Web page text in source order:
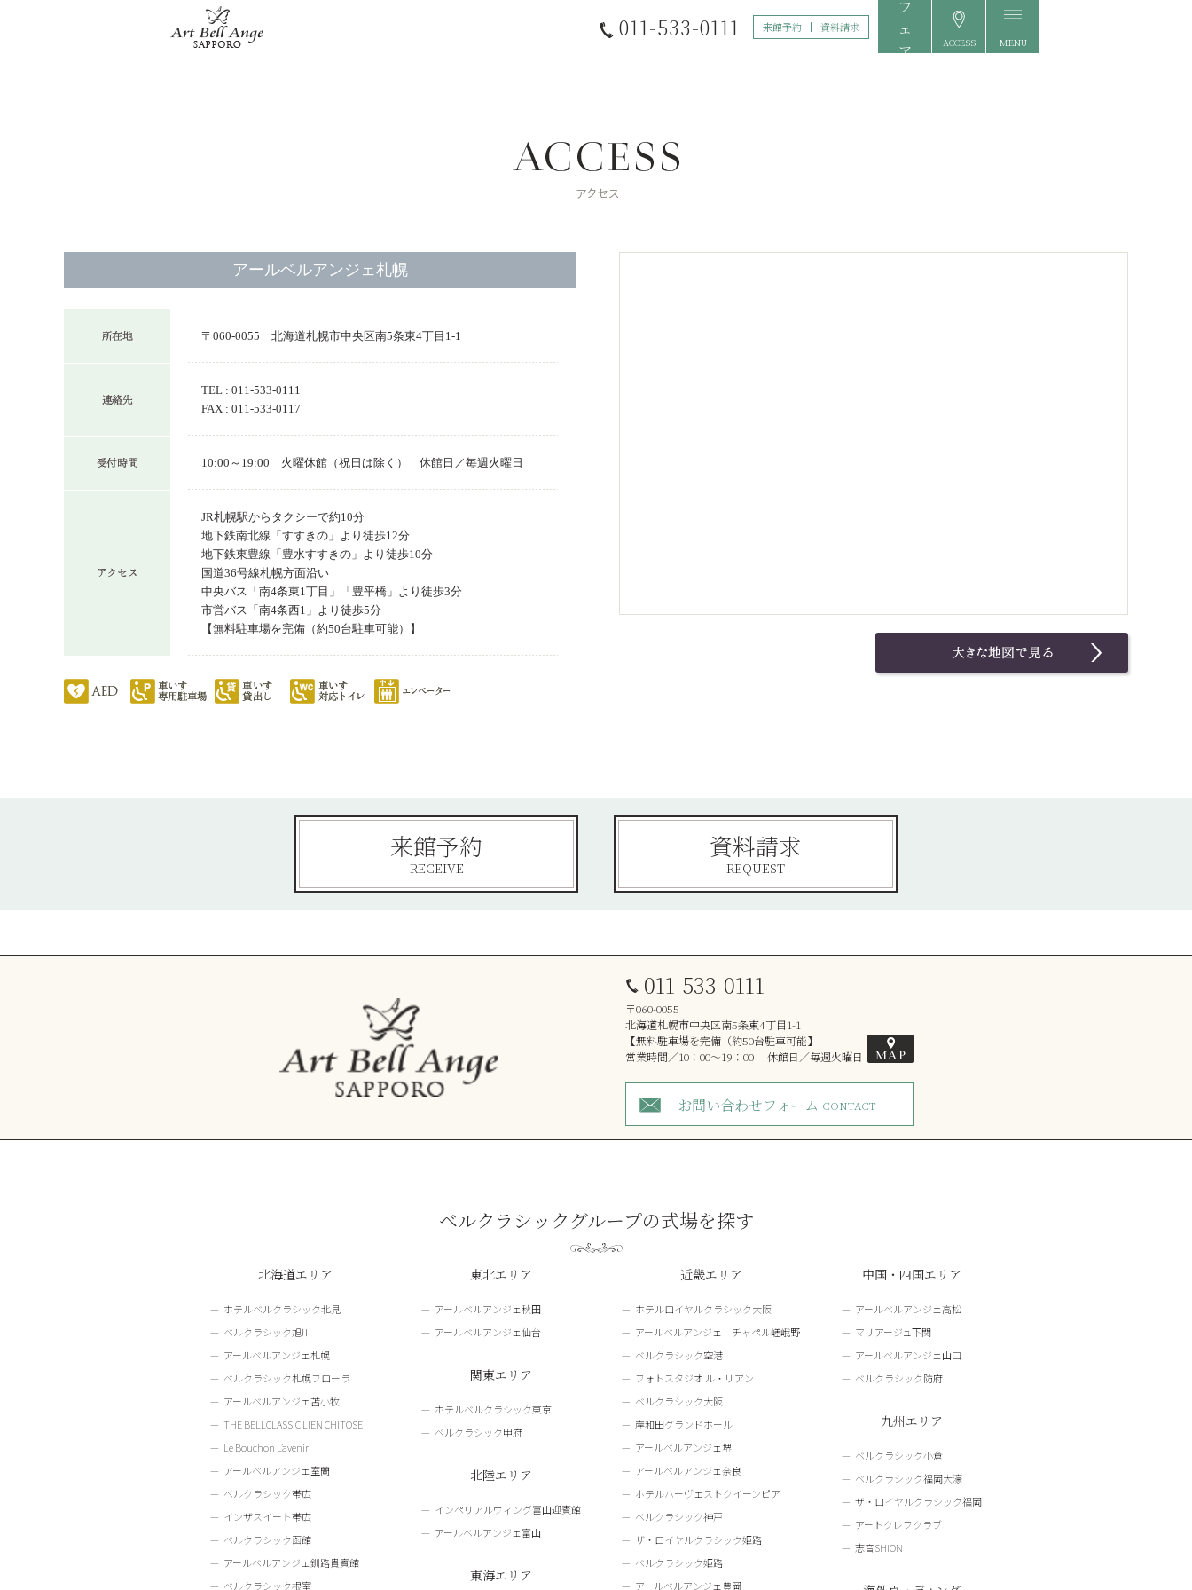
011-533-0111 来館予約 資料請求
ACCESS MENU
アールベルアンジェ札幌
〒060-0055 北海道札幌市中央区南5条東4丁目1-1
TEL : 011-533-0111
FAX : 011-533-0117
10:00～19:00 火曜休館（祝日は除く） 休館日／毎週火曜日
JR札幌駅からタクシーで約10分
地下鉄南北線「すすきの」より徒歩12分
地下鉄東豊線「豊水すすきの」より徒歩10分
国道36号線札幌方面沿い
中央バス「南4条東1丁目」「豊平橋」より徒歩3分
市営バス「南4条西1」より徒歩5分
【無料駐車場を完備（約50台駐車可能）】
来館予約
RECEIVE
資料請求
REQUEST
011-533-0111
〒060-0055
北海道札幌市中央区南5条東4丁目1-1
【無料駐車場を完備（約50台駐車可能】
営業時間／10：00～19：00 休館日／毎週火曜日
お問い合わせフォーム CONTACT
ベルクラシックグループの式場を探す
北海道エリア
ホテルベルクラシック北見
ベルクラシック旭川
アールベルアンジェ札幌
ベルクラシック札幌フローラ
アールベルアンジェ苫小牧
THE BELLCLASSIC LIEN CHITOSE
Le Bouchon L’avenir
アールベルアンジェ室蘭
ベルクラシック帯広
インザスイート帯広
ベルクラシック函館
アールベルアンジェ釧路貴賓館
ベルクラシック根室
東北エリア
アールベルアンジェ秋田
アールベルアンジェ仙台
関東エリア
ホテルベルクラシック東京
ベルクラシック甲府
北陸エリア
インペリアルウィング富山迎賓館
アールベルアンジェ富山
東海エリア
近畿エリア
ホテルロイヤルクラシック大阪
アールベルアンジェ チャペル嵯峨野
ベルクラシック空港
フォトスタジオ ル・リアン
ベルクラシック大阪
岸和田グランドホール
アールベルアンジェ堺
アールベルアンジェ奈良
ホテルハーヴェストクイーンピア
ベルクラシック神戸
ザ・ロイヤルクラシック姫路
ベルクラシック姫路
アールベルアンジェ豊岡
中国・四国エリア
アールベルアンジェ高松
マリアージュ下関
アールベルアンジェ山口
ベルクラシック防府
九州エリア
ベルクラシック小倉
ベルクラシック福岡大濠
ザ・ロイヤルクラシック福岡
アートクレフクラブ
志音SHION